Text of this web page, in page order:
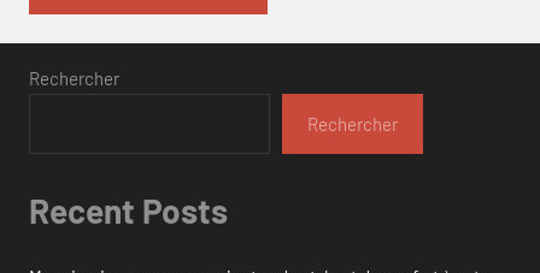
Rechercher
Rechercher
Recent Posts